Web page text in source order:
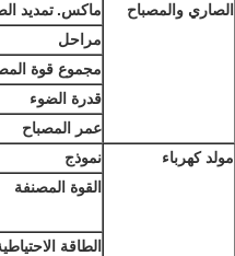
الصاري والمصباح
ماكس. تمديد
مراحل
مجموع قوة
قدرة الضوء
عمر المصباح
مولد كهرباء
نموذج
القوة المصنفة
الطاقة